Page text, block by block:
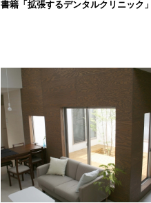
書籍「拡張するデンタルクリニック